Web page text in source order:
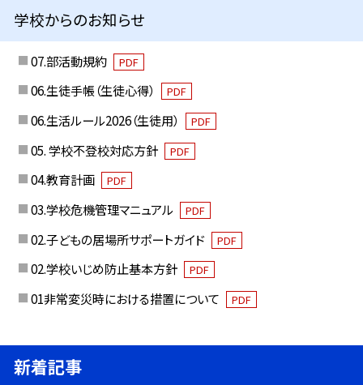
学校からのお知らせ
07.部活動規約 PDF
06.生徒手帳（生徒心得） PDF
06.生活ルール2026（生徒用） PDF
05. 学校不登校対応方針 PDF
04.教育計画 PDF
03.学校危機管理マニュアル PDF
02.子どもの居場所サポートガイド PDF
02.学校いじめ防止基本方針 PDF
01非常変災時における措置について PDF
新着記事